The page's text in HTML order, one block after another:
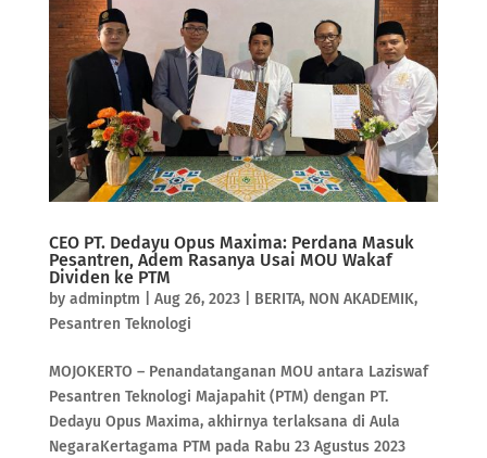
CEO PT. Dedayu Opus Maxima: Perdana Masuk
Pesantren, Adem Rasanya Usai MOU Wakaf
Dividen ke PTM
by adminptm Aug 26, 2023| BERITA, NON AKADEMIK,
Pesantren Teknologi
MOJOKERTO – Penandatanganan MOU antara Laziswaf
Pesantren Teknologi Majapahit (PTM) dengan PT.
Dedayu Opus Maxima, akhirnya terlaksana di Aula
NegaraKertagama PTM pada Rabu 23 Agustus 2023